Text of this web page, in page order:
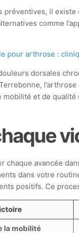
préventives, il
comme
pour arthrose :
dorsales
mobilité et de
chaque avancée
dans votre
positifs. Ce
la mobilité